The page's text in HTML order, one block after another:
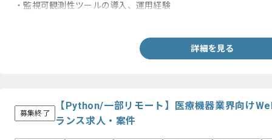
・監視可観測性ツールの導入、運用経験
詳細を見る
募集終了
【Python/一部リモート】医療機器業界向け
ランス求人・案件